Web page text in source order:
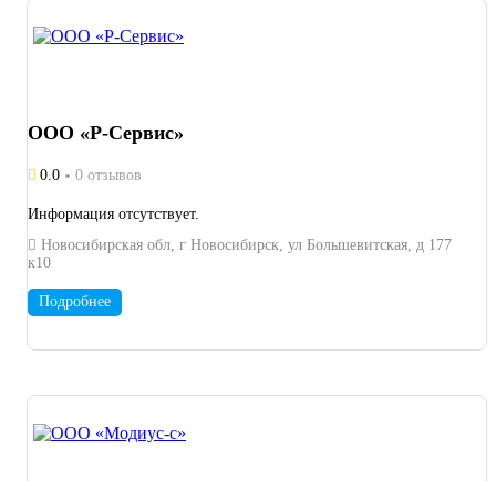
ООО «Р-Сервис»
0.0 0 отзывов
Информация отсутствует.
Новосибирская обл, г Новосибирск, ул Большевитская, д 177
к10
Подробнее